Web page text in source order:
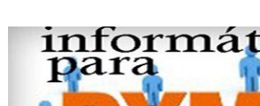
content